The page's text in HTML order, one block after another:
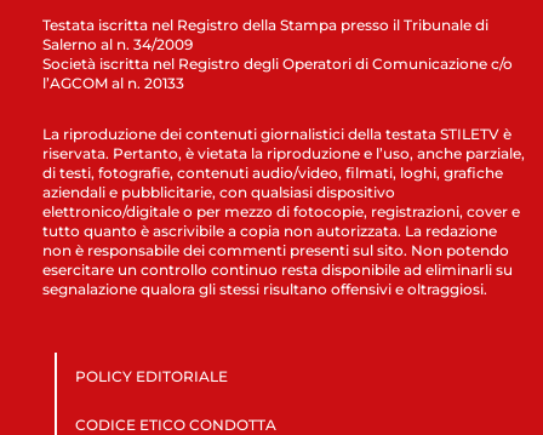
Testata iscritta nel Registro della Stampa presso il Tribunale di
Salerno al n. 34/2009
Società iscritta nel Registro degli Operatori di Comunicazione c/o
l’AGCOM al n. 20133
La riproduzione dei contenuti giornalistici della testata STILETV è
riservata. Pertanto, è vietata la riproduzione e l’uso, anche parziale,
di testi, fotografie, contenuti audio/video, filmati, loghi, grafiche
aziendali e pubblicitarie, con qualsiasi dispositivo
elettronico/digitale o per mezzo di fotocopie, registrazioni, cover e
tutto quanto è ascrivibile a copia non autorizzata. La redazione
non è responsabile dei commenti presenti sul sito. Non potendo
esercitare un controllo continuo resta disponibile ad eliminarli su
segnalazione qualora gli stessi risultano offensivi e oltraggiosi.
POLICY EDITORIALE
CODICE ETICO CONDOTTA